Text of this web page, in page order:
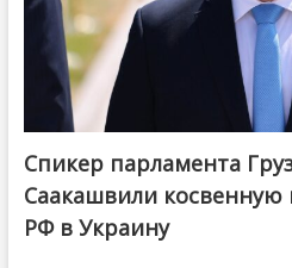
Спикер парламента
Саакашвили косвенную
РФ в Украину